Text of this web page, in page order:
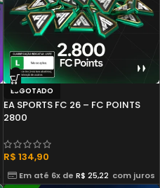
ESGOTADO
EA SPORTS FC 26 – FC POINTS
2800
R$ 134,90
Em até 6x de R$ 25,22 com juros